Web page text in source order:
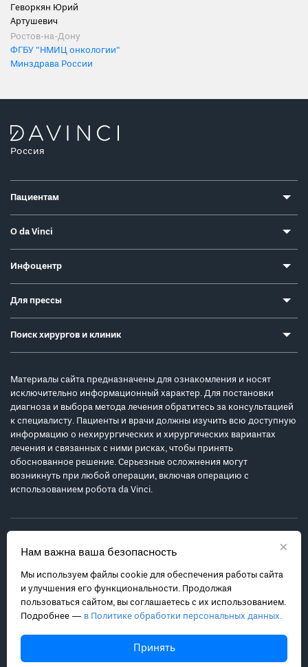
Геворкян Юрий
Артушевич
Ростов-на-Дону
ФГБУ "НМИЦ онкологии"
Минздрава России
×
Нам важна ваша безопасность
Мы используем файлы cookie для обеспечения работы сайта
и улучшения его функциональности. Продолжая
пользоваться сайтом, вы соглашаетесь с их использованием.
Подробнее — в Политике обработки персональных данных.
Принять
Россия
Пациентам
О da Vinci
Инфоцентр
Для прессы
Поиск хирургов и клиник
Материалы сайта предназначены для ознакомления и носят
исключительно информационный характер. Для постановки
диагноза и выбора метода лечения обратитесь за консультацией
к специалисту. Пациенты и врачи должны изучить всю доступную
информацию о нехирургических и хирургических вариантах
лечения и связанных с ними рисках, чтобы принять
обоснованное решение. Серьезные осложнения могут
возникнуть при любой операции, включая операцию с
использованием робота da Vinci.
Политика обработки персональных данных
Соглашение с пользователем
Карта сайта